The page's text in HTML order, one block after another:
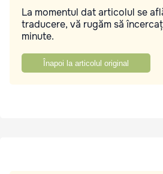
La momentul dat articolul se
traducere, vă rugăm să
minute.
Înapoi la articolul original